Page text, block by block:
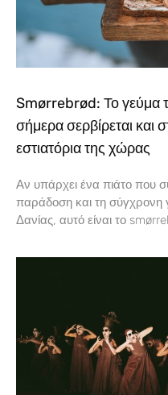
Smørrebrød: Το γεύμα
σήμερα σερβίρεται
εστιατόρια της χώρας
Αν υπάρχει ένα πιάτο που
παράδοση και τη σύγχρονη
Δανίας, αυτό είναι το